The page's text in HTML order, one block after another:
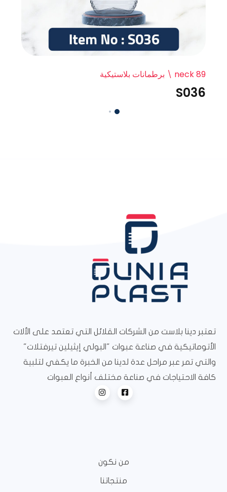
neck 89 برطمانات بلاستيكية
S036
تعتبر دينا بلاست من الشركات القلائل التي تعتمد على الألات
الأتوماتيكية في صناعة عبوات "البولي إيثيلين تيرفتلات"
والتي تمر عبر مراحل عدة لدينا من الخبرة ما يكفي لتلبية
كافة الاحتياجات في صناعة مختلف أنواع العبوات
من نكون
منتجاتنا